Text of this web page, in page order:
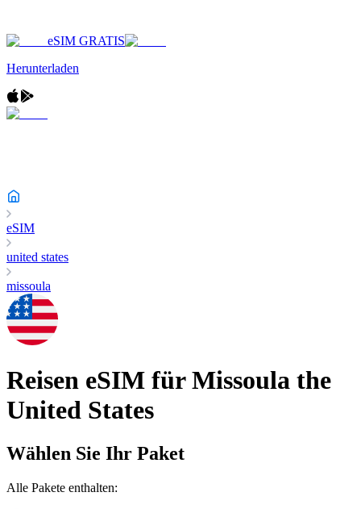
eSIM GRATIS
Herunterladen
eSIM
united states
missoula
Reisen eSIM für Missoula the
United States
Wählen Sie Ihr Paket
Alle Pakete enthalten: